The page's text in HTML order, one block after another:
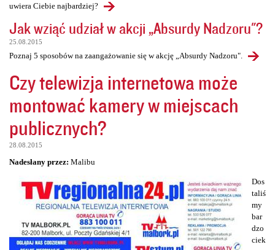
uwiera Ciebie najbardziej?
Jak wziąć udział w akcji „Absurdy Nadzoru"?
25.08.2015
Poznaj 5 sposobów na zaangażowanie się w akcję „Absurdy Nadzoru".
Czy telewizja internetowa może
montować kamery w miejscach
publicznych?
28.08.2015
Nadesłany przez: Malibu
Dos
taliś
my
bar
dzo
ciek